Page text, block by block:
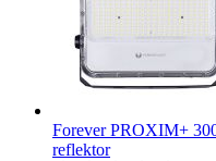
Forever PROXIM+
reflektor